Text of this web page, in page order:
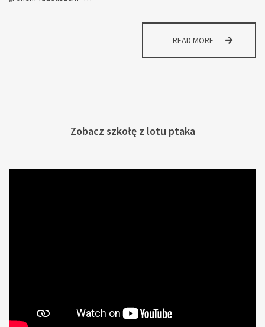
READ MORE NARODOWE
Zobacz szkołę z lotu ptaka